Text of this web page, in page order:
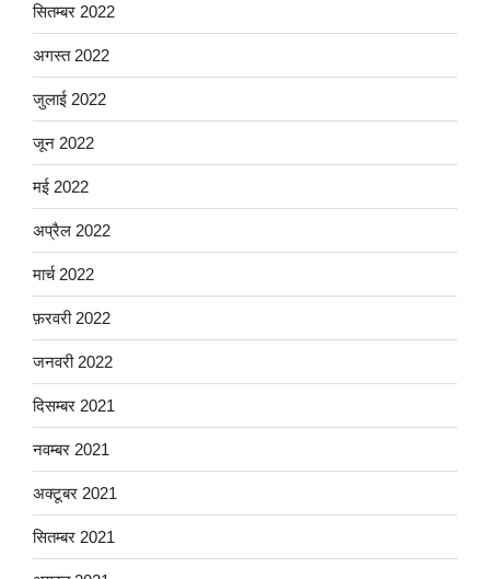
सितम्बर 2022
अगस्त 2022
जुलाई 2022
जून 2022
मई 2022
अप्रैल 2022
मार्च 2022
फ़रवरी 2022
जनवरी 2022
दिसम्बर 2021
नवम्बर 2021
अक्टूबर 2021
सितम्बर 2021